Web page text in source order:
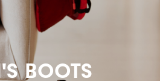
BOOTS